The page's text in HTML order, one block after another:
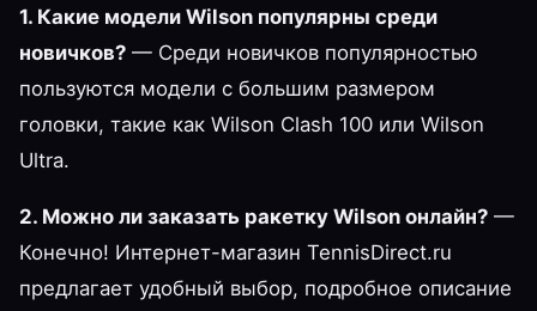
1. Какие модели Wilson популярны среди
новичков? — Среди новичков популярностью
пользуются модели с большим размером
головки, такие как Wilson Clash 100 или Wilson
Ultra.
2. Можно ли заказать ракетку Wilson онлайн? —
Конечно! Интернет-магазин TennisDirect.ru
предлагает удобный выбор, подробное описание